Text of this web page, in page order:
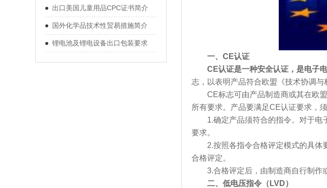
出口美国儿童用品CPC证书简介
国外化学品技术性贸易措施简介
锂电池及锂电设备出口包装要求
一、CE认证
CE认证是一种安全认证，是电子
志，以表明产品符合欧盟《技术协调
CE标志可由产品制造商或其在欧盟
所有要求。产品要满足CE认证要求，
1.确定产品须符合的指令。对于电
要求。
2.按照各指令合格评定模式的具体要
合格评定。
3.合格评定后，由制造商自行制作
二、低电压指令（LVD）